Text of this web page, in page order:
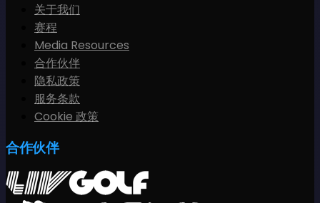
关于我们
赛程
Media Resources
合作伙伴
隐私政策
服务条款
Cookie 政策
合作伙伴